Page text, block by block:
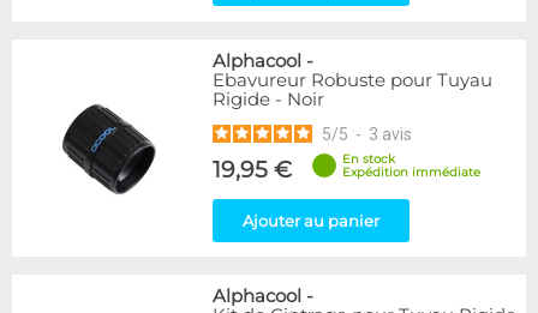
Alphacool -
Ebavureur Robuste pour Tuyau
Rigide - Noir
5/5 - 3 avis
19,95 €
En stock
Expédition immédiate
Ajouter au panier
Alphacool -